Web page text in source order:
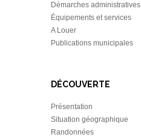
Démarches administratives
Équipements et services
A Louer
Publications municipales
DÉCOUVERTE
Présentation
Situation géographique
Randonnées